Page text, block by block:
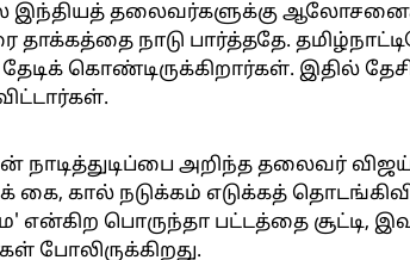
இந்தியத் தலைவர்களுக்கு
தாக்கத்தை நாடு பார்த்ததே.
கொண்டிருக்கிறார்கள். இதில்
அறிந்த தலைவர்
கை, கால் நடுக்கம் எடுக்கத்
என்கிற பொருந்தா பட்டத்தை சூட்டி,
போலிருக்கிறது.